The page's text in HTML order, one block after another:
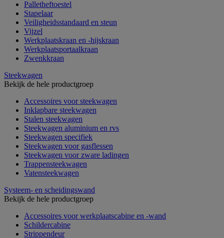
Palletheftoestel
Stapelaar
Veiligheidsstandaard en steun
Vijzel
Werkplaatskraan en -hijskraan
Werkplaatsportaalkraan
Zwenkkraan
Steekwagen
Bekijk de hele productgroep
Accessoires voor steekwagen
Inklapbare steekwagen
Stalen steekwagen
Steekwagen aluminium en rvs
Steekwagen specifiek
Steekwagen voor gasflessen
Steekwagen voor zware ladingen
Trappensteekwagen
Vatensteekwagen
Systeem- en scheidingswand
Bekijk de hele productgroep
Accessoires voor werkplaatscabine en -wand
Schildercabine
Strippendeur